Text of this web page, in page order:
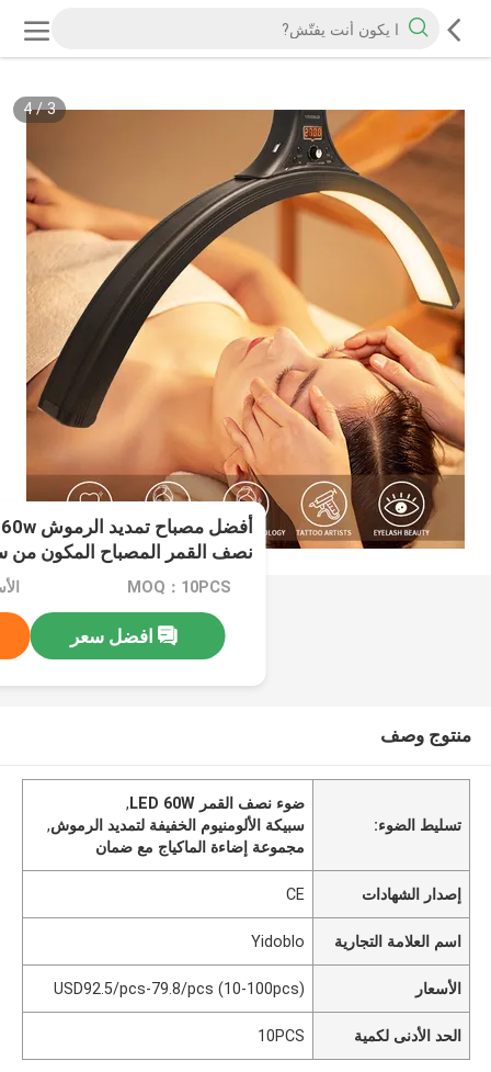
3
/
4
نصف القمر المصباح المكون من
MOQ：10PCS
افضل سعر
منتوج وصف
تسليط الضوء:
ضوء نصف القمر LED 60W
,
سبيكة الألومنيوم الخفيفة لتمديد الرموش,
مجموعة إضاءة الماكياج مع ضمان
إصدار الشهادات CE
اسم العلامة التجارية Yidoblo
الأسعار USD92.5/pcs-79.8/pcs (10-100pcs)
الحد الأدنى لكمية 10PCS